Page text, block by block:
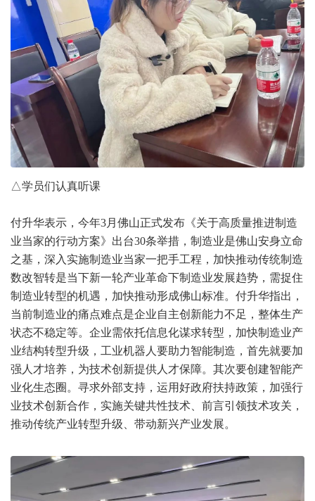
△学员们认真听课
付升华表示，今年3月佛山正式发布《关于高质量推进制造
业当家的行动方案》出台30条举措，制造业是佛山安身立命
之基，深入实施制造业当家一把手工程，加快推动传统制造
数改智转是当下新一轮产业革命下制造业发展趋势，需捉住
制造业转型的机遇，加快推动形成佛山标准。付升华指出，
当前制造业的痛点难点是企业自主创新能力不足，整体生产
状态不稳定等。企业需依托信息化谋求转型，加快制造业产
业结构转型升级，工业机器人要助力智能制造，首先就要加
强人才培养，为技术创新提供人才保障。其次要创建智能产
业化生态圈。寻求外部支持，运用好政府扶持政策，加强行
业技术创新合作，实施关键共性技术、前言引领技术攻关，
推动传统产业转型升级、带动新兴产业发展。